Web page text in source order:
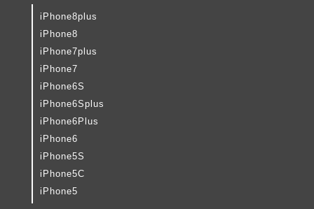
iPhone8plus
iPhone8
iPhone7plus
iPhone7
iPhone6S
iPhone6Splus
iPhone6Plus
iPhone6
iPhone5S
iPhone5C
iPhone5